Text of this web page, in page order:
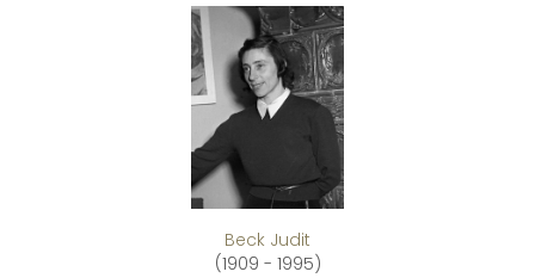
Beck Judit
(1909 - 1995)